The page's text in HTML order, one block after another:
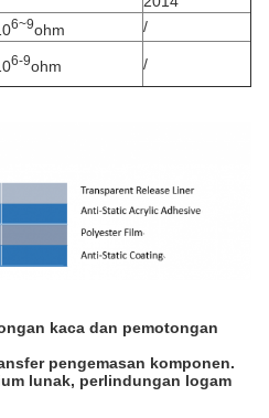
6~9ohm
/
6-9ohm /
kaca dan pemotongan
pengemasan komponen.
lunak, perlindungan logam